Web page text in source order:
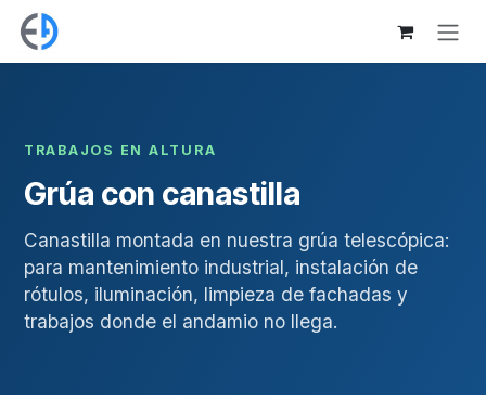
Ir al contenido
TRABAJOS EN ALTURA
Grúa con canastilla
Canastilla montada en nuestra grúa telescópica:
para mantenimiento industrial, instalación de
rótulos, iluminación, limpieza de fachadas y
trabajos donde el andamio no llega.